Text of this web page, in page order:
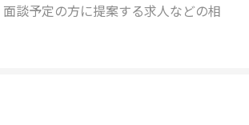
談予定の方に提案する求人などの相